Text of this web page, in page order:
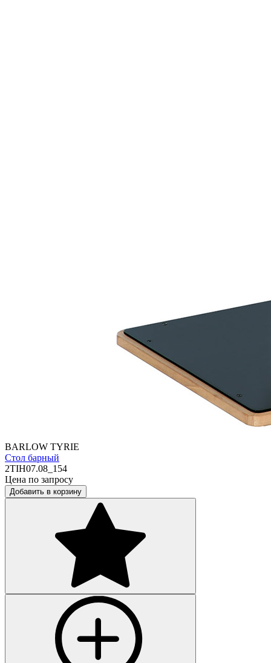
BARLOW TYRIE
Стол барный
2TIH07.08_154
Цена по запросу
Добавить в корзину